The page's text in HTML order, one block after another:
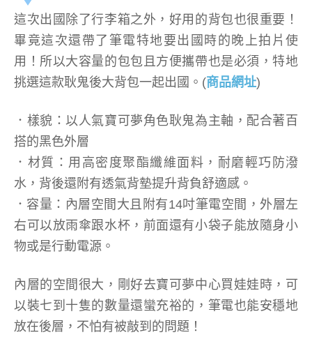
這次出國除了行李箱之外，好用的背包也很重要！
畢竟這次還帶了筆電特地要出國時的晚上拍片使
用！所以大容量的包包且方便攜帶也是必須，特地
挑選這款耿鬼後大背包一起出國。(商品網址)
．樣貌：以人氣寶可夢角色耿鬼為主軸，配合著百
搭的黑色外層
．材質：用高密度聚酯纖維面料，耐磨輕巧防潑
水，背後還附有透氣背墊提升背負舒適感。
．容量：內層空間大且附有14吋筆電空間，外層左
右可以放雨傘跟水杯，前面還有小袋子能放隨身小
物或是行動電源。
內層的空間很大，剛好去寶可夢中心買娃娃時，可
以裝七到十隻的數量還蠻充裕的，筆電也能安穩地
放在後層，不怕有被敲到的問題！